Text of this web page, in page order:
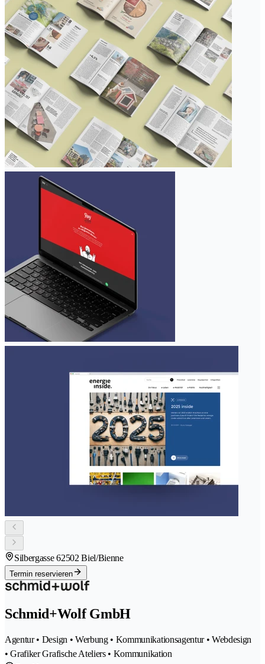
Silbergasse 62502 Biel/Bienne
Termin reservieren
Schmid+Wolf GmbH
Agentur • Design • Werbung • Kommunikationsagentur • Webdesign
• Grafiker Grafische Ateliers • Kommunikation